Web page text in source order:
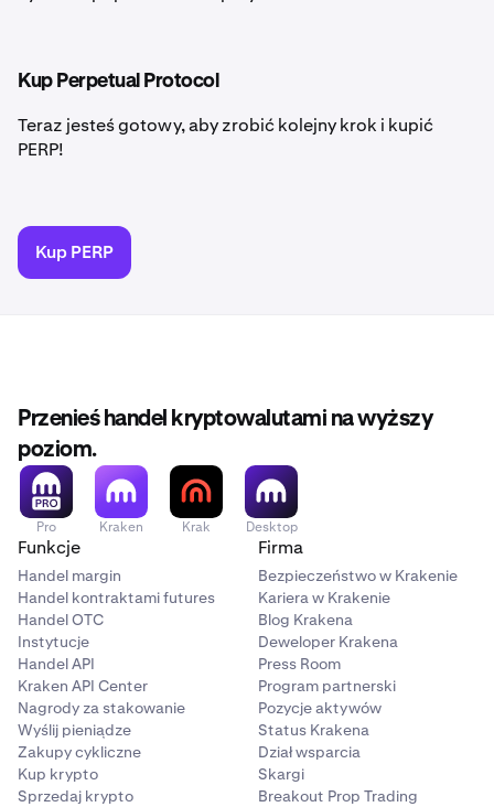
Kup Perpetual Protocol
Teraz jesteś gotowy, aby zrobić kolejny krok i kupić
PERP!
Kup PERP
Przenieś handel kryptowalutami na wyższy
poziom.
Pro Kraken Krak Desktop
Funkcje
Handel margin
Handel kontraktami futures
Handel OTC
Instytucje
Handel API
Kraken API Center
Nagrody za stakowanie
Wyślij pieniądze
Zakupy cykliczne
Kup krypto
Sprzedaj krypto
Firma
Bezpieczeństwo w Krakenie
Kariera w Krakenie
Blog Krakena
Deweloper Krakena
Press Room
Program partnerski
Pozycje aktywów
Status Krakena
Dział wsparcia
Skargi
Breakout Prop Trading